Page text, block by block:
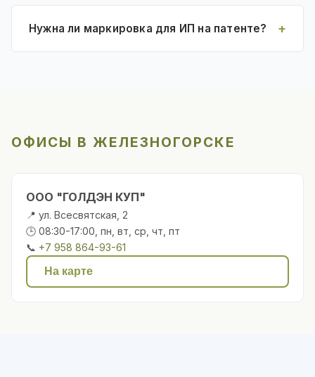
Нужна ли маркировка для ИП на патенте?
ОФИСЫ В ЖЕЛЕЗНОГОРСКЕ
ООО "ГОЛДЭН КУП"
📍 ул. Всесвятская, 2
🕒 08:30-17:00, пн, вт, ср, чт, пт
📞 +7 958 864-93-61
На карте